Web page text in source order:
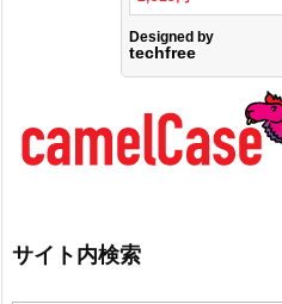
サイト内検索